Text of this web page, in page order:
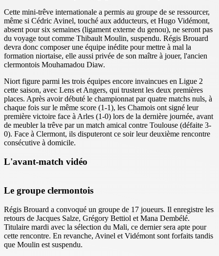
Cette mini-trêve internationale a permis au groupe de se ressourcer,
même si Cédric Avinel, touché aux adducteurs, et Hugo Vidémont,
absent pour six semaines (ligament externe du genou), ne seront pas
du voyage tout comme Thibault Moulin, suspendu. Régis Brouard
devra donc composer une équipe inédite pour mettre à mal la
formation niortaise, elle aussi privée de son maître à jouer, l'ancien
clermontois Mouhamadou Diaw.
Niort figure parmi les trois équipes encore invaincues en Ligue 2
cette saison, avec Lens et Angers, qui trustent les deux premières
places. Après avoir débuté le championnat par quatre matchs nuls, à
chaque fois sur le même score (1-1), les Chamois ont signé leur
première victoire face à Arles (1-0) lors de la dernière journée, avant
de meubler la trêve par un match amical contre Toulouse (défaite 3-
0). Face à Clermont, ils disputeront ce soir leur deuxième rencontre
consécutive à domicile.
L'avant-match vidéo
Le groupe clermontois
Régis Brouard a convoqué un groupe de 17 joueurs. Il enregistre les
retours de Jacques Salze, Grégory Bettiol et Mana Dembélé.
Titulaire mardi avec la sélection du Mali, ce dernier sera apte pour
cette rencontre. En revanche, Avinel et Vidémont sont forfaits tandis
que Moulin est suspendu.